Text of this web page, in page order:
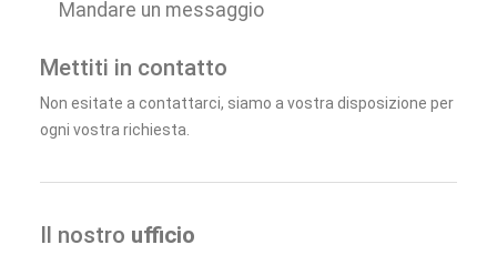
Mettiti in contatto
Non esitate a contattarci, siamo a vostra disposizione per
ogni vostra richiesta.
Il nostro ufficio